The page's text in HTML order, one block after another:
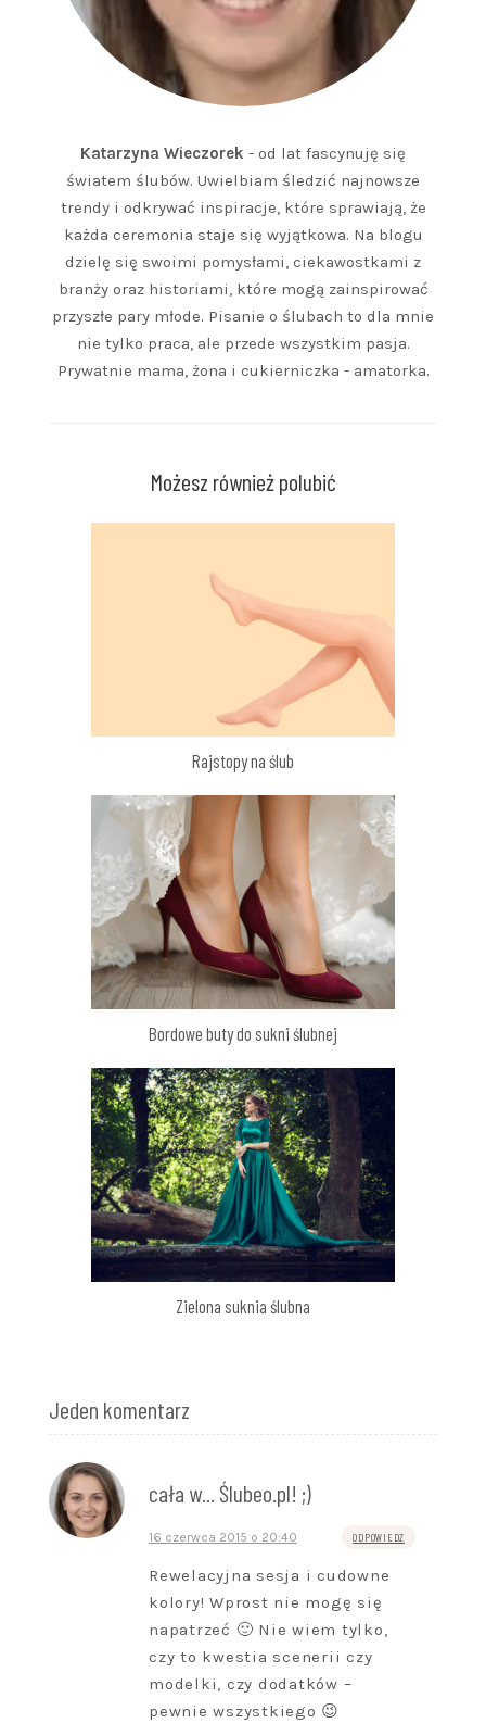
Katarzyna Wieczorek - od lat fascynuję się
światem ślubów. Uwielbiam śledzić najnowsze
trendy i odkrywać inspiracje, które sprawiają, że
każda ceremonia staje się wyjątkowa. Na blogu
dzielę się swoimi pomysłami, ciekawostkami z
branży oraz historiami, które mogą zainspirować
przyszłe pary młode. Pisanie o ślubach to dla mnie
nie tylko praca, ale przede wszystkim pasja.
Prywatnie mama, żona i cukierniczka - amatorka.
Możesz również polubić
Rajstopy na ślub
Bordowe buty do sukni ślubnej
Zielona suknia ślubna
Jeden komentarz
cała w... Ślubeo.pl! ;)
16 czerwca 2015 o 20:40 ODPOWIEDZ
Rewelacyjna sesja i cudowne
kolory! Wprost nie mogę się
napatrzeć 🙂 Nie wiem tylko,
czy to kwestia scenerii czy
modelki, czy dodatków –
pewnie wszystkiego 😉